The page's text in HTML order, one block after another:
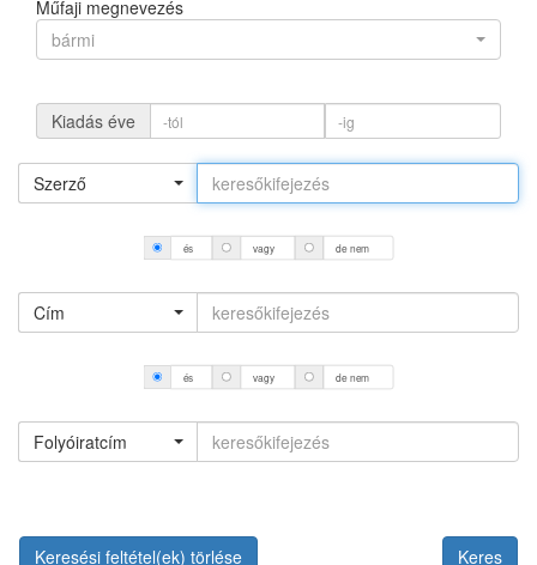
Műfaji megnevezés
bármi
Kiadás éve
Szerző
és vagy de nem
Cím
és vagy de nem
Folyóiratcím
Keresési feltétel(ek) törlése